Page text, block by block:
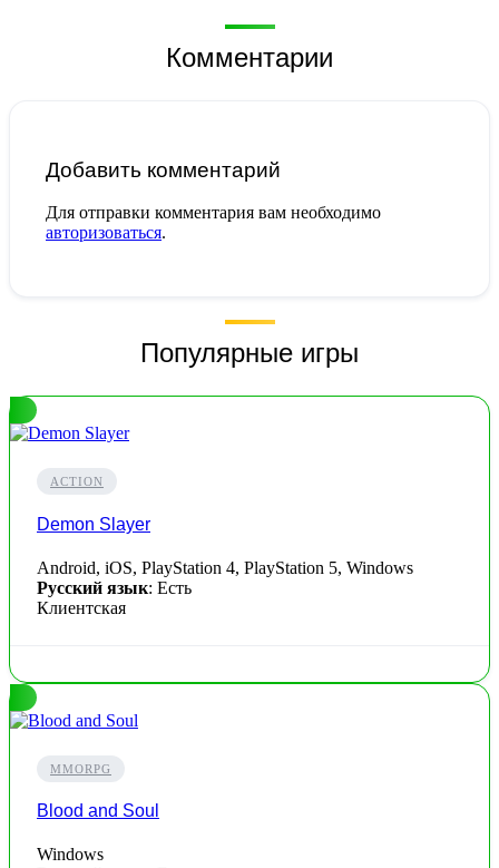
Комментарии
Добавить комментарий
Для отправки комментария вам необходимо
авторизоваться.
Популярные игры
ACTION
Demon Slayer
Android, iOS, PlayStation 4, PlayStation 5, Windows
Русский язык: Есть
Клиентская
MMORPG
Blood and Soul
Windows